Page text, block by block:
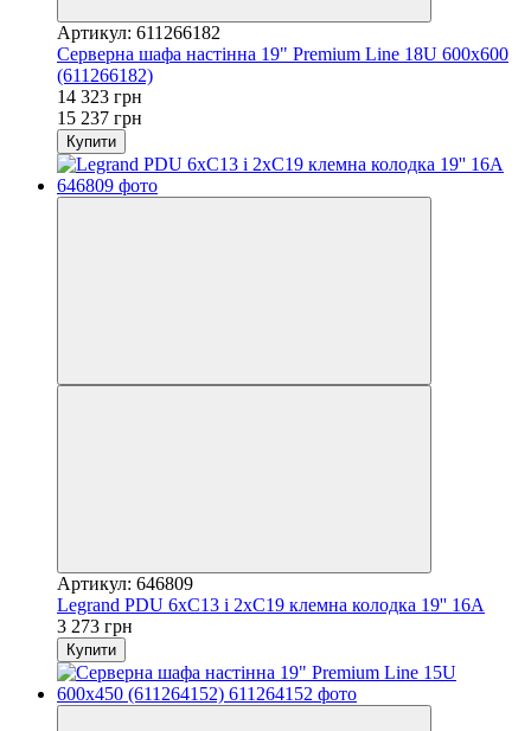
Артикул: 611266182
Серверна шафа настінна 19" Premium Line 18U 600x600
(611266182)
14 323 грн
15 237 грн
Купити
Артикул: 646809
Legrand PDU 6xС13 і 2xС19 клемна колодка 19'' 16А
3 273 грн
Купити